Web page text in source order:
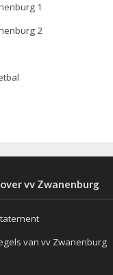
1
2
vv Zwanenburg
van vv Zwanenburg